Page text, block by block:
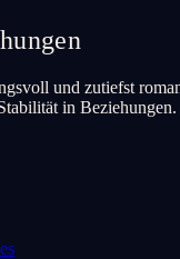
und zutiefst
in Beziehungen.